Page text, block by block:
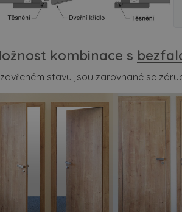
kombinace s
stavu jsou zarovnané se